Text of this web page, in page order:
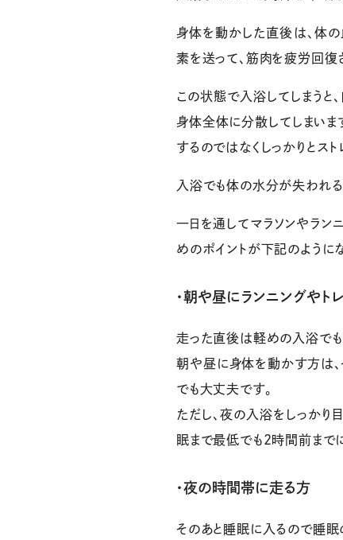
身体を動かした直後は、体の
素を送って、筋肉を疲労回復
この状態で入浴してしまうと
身体全体に分散してしまい
するのではなくしっかりとス
入浴でも体の水分が失われ
一日を通してマラソンやラン
めのポイントが下記のようにな
・朝や昼にランニングやト
走った直後は軽めの入浴でも
朝や昼に身体を動かす方は、
でも大丈夫です。
ただし、夜の入浴をしっかり
眠まで最低でも2時間前まで
・夜の時間帯に走る方
そのあと睡眠に入るので睡眠